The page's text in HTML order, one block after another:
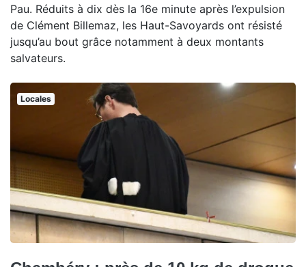
Pau. Réduits à dix dès la 16e minute après l’expulsion
de Clément Billemaz, les Haut-Savoyards ont résisté
jusqu’au bout grâce notamment à deux montants
salvateurs.
Locales